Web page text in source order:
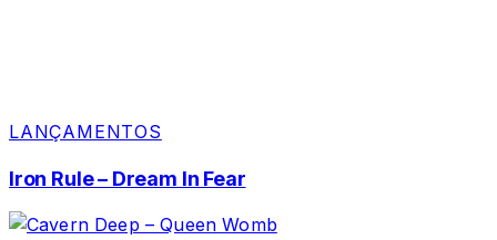
LANÇAMENTOS
Iron Rule – Dream In Fear